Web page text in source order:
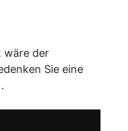
wäre der
Sie eine